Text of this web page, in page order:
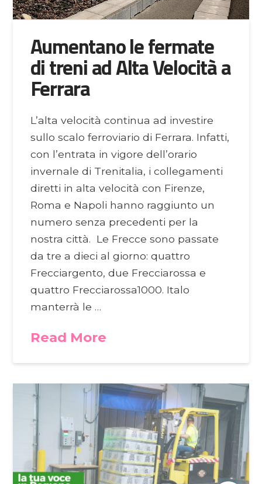
Aumentano le fermate
di treni ad Alta Velocità a
Ferrara
L’alta velocità continua ad investire
sullo scalo ferroviario di Ferrara. Infatti,
con l’entrata in vigore dell’orario
invernale di Trenitalia, i collegamenti
diretti in alta velocità con Firenze,
Roma e Napoli hanno raggiunto un
numero senza precedenti per la
nostra città. Le Frecce sono passate
da tre a dieci al giorno: quattro
Frecciargento, due Frecciarossa e
quattro Frecciarossa1000. Italo
manterrà le …
Read More